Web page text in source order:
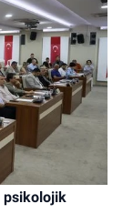
psikolojik